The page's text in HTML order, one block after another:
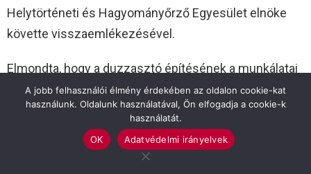
Helytörténeti és Hagyományőrző Egyesület elnöke
követte visszaemlékezésével.
Elmondta, hogy a duzzasztó építésének a munkálatai
hat éven keresztül, viszontagságos időkben zajlottak,
de sikerült határidőre elkészteni a létesítményt. A
duzzasztómű nemcsak a Körös hajózhatóvá
tételében jelentett hatalmas segítséget, hanem a
A jobb felhasználói élmény érdekében az oldalon cookie-kat
használunk. Oldalunk használatával, Ön elfogadja a cookie-k
használatát.
OK
Adatvédelmi irányelvek